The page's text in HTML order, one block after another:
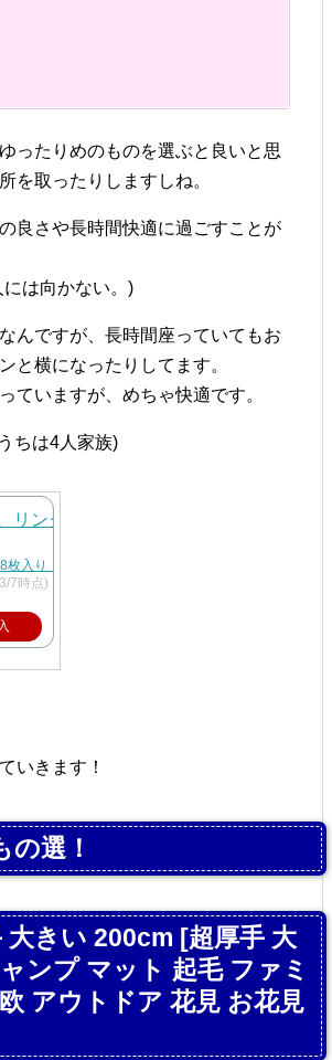
ったりめのものを選ぶと良いと思
を取ったりしますしね。
良さや長時間快適に過ごすことが
は向かない。)
んですが、長時間座っていてもお
と横になったりしてます。
ていますが、めちゃ快適です。
ちは4人家族)
入り（カフェラテ＆ミルク）[ジョイントマット マ
7時点)
いきます！
選！
大きい 200cm [超厚手 大
ンプ マット 起毛 ファミ
アウトドア 花見 お花見